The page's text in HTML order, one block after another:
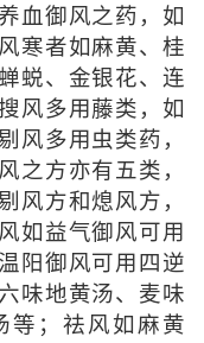
血御风之药，如
寒者如麻黄、桂
蜕、金银花、连
风多用藤类，如
风多用虫类药，
之方亦有五类，
风方和熄风方，
如益气御风可用
阳御风可用四逆
味地黄汤、麦味
等；祛风如麻黄